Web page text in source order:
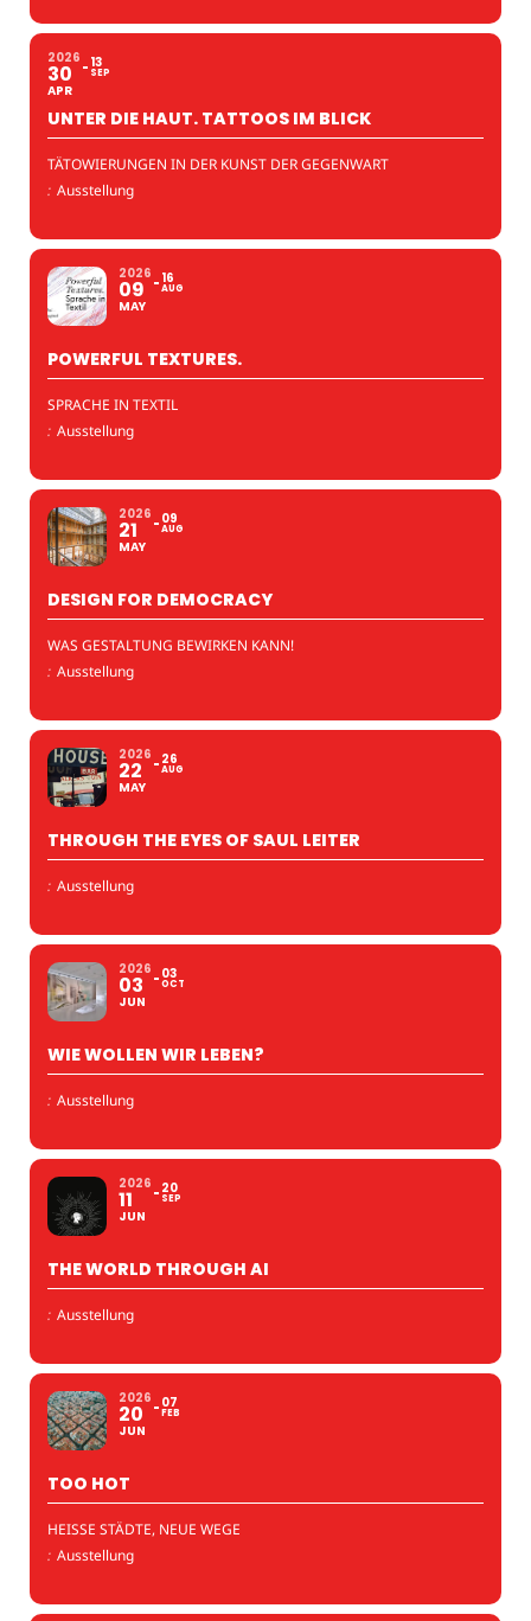
2026
30
APR
13
SEP
UNTER DIE HAUT. TATTOOS IM BLICK
TÄTOWIERUNGEN IN DER KUNST DER GEGENWART
: Ausstellung
2026
09
MAY
16
AUG
POWERFUL TEXTURES.
SPRACHE IN TEXTIL
: Ausstellung
2026
21
MAY
09
AUG
DESIGN FOR DEMOCRACY
WAS GESTALTUNG BEWIRKEN KANN!
: Ausstellung
2026
22
MAY
26
AUG
THROUGH THE EYES OF SAUL LEITER
: Ausstellung
2026
03
JUN
03
OCT
WIE WOLLEN WIR LEBEN?
: Ausstellung
2026
11
JUN
20
SEP
THE WORLD THROUGH AI
: Ausstellung
2026
20
JUN
07
FEB
TOO HOT
HEISSE STÄDTE, NEUE WEGE
: Ausstellung